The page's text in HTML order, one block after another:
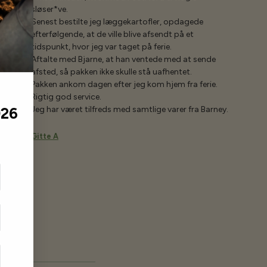
sløser*ve.
Senest bestilte jeg læggekartofler, opdagede
efterfølgende, at de ville blive afsendt på et
tidspunkt, hvor jeg var taget på ferie.
Aftalte med Bjarne, at han ventede med at sende
afsted, så pakken ikke skulle stå uafhentet.
Pakken ankom dagen efter jeg kom hjem fra ferie.
Rigtig god service.
Jeg har været tilfreds med samtlige varer fra Barney.
Gitte A